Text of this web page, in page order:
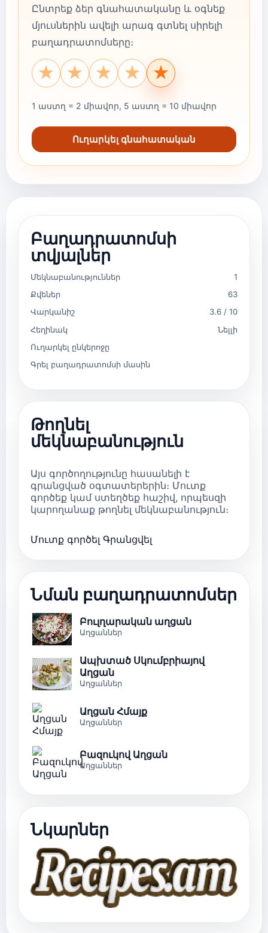
Ընտրեք ձեր գնահատականը և օգնեք
մյուսներին ավելի արագ գտնել սիրելի
բաղադրատոմսերը։
★
★
★
★
★
1 աստղ = 2 միավոր, 5 աստղ = 10 միավոր
Ուղարկել գնահատական
Բաղադրատոմսի
տվյալներ
Մեկնաբանություններ
1
Քվեներ
63
Վարկանիշ
3.6 / 10
Հեղինակ
Նելլի
Ուղարկել ընկերոջը
Գրել բաղադրատոմսի մասին
Թողնել
մեկնաբանություն
Այս գործողությունը հասանելի է
գրանցված օգտատերերին։ Մուտք
գործեք կամ ստեղծեք հաշիվ, որպեսզի
կարողանաք թողնել մեկնաբանություն։
Մուտք գործել Գրանցվել
Նման բաղադրատոմսեր
Բուլղարական աղցան
Աղցաններ
Ապխտած Սկումբրիայով
Աղցան
Աղցաններ
Աղցան Հմայք
Աղցաններ
Բազուկով Աղցան
Աղցաններ
Նկարներ